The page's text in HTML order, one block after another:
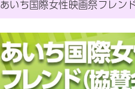
あいち国際女性映画祭フレン